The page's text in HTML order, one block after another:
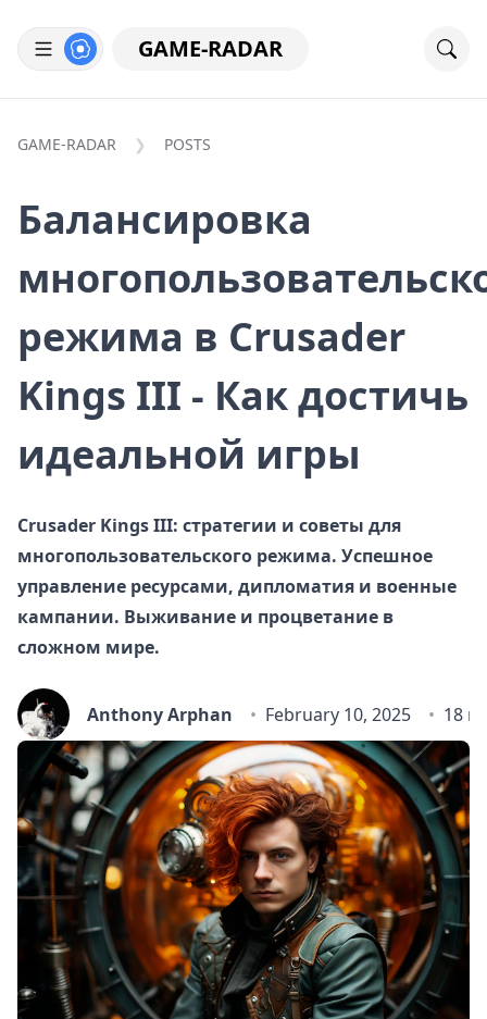
GAME-RADAR
GAME-RADAR POSTS
Балансировка
режима в Crusader
Kings III - Как достичь
идеальной игры
Crusader Kings III: стратегии и советы для
многопользовательского режима. Успешное
управление ресурсами, дипломатия и военные
кампании. Выживание и процветание в
сложном мире.
Anthony Arphan February 10, 2025 18